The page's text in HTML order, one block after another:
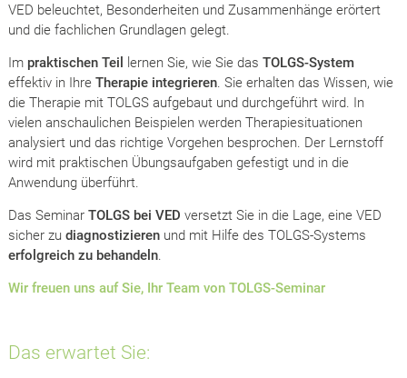
VED beleuchtet, Besonderheiten und Zusammenhänge erörtert
und die fachlichen Grundlagen gelegt.
Im praktischen Teil lernen Sie, wie Sie das TOLGS-System
effektiv in Ihre Therapie integrieren. Sie erhalten das Wissen, wie
die Therapie mit TOLGS aufgebaut und durchgeführt wird. In
vielen anschaulichen Beispielen werden Therapiesituationen
analysiert und das richtige Vorgehen besprochen. Der Lernstoff
wird mit praktischen Übungsaufgaben gefestigt und in die
Anwendung überführt.
Das SeminarTOLGS bei VED versetzt Sie in die Lage, eine VED
sicher zu diagnostizierenund mit Hilfe des TOLGS-Systems
erfolgreich zu behandeln.
Wir freuen uns auf Sie, Ihr Team von TOLGS-Seminar
Das erwartet Sie: